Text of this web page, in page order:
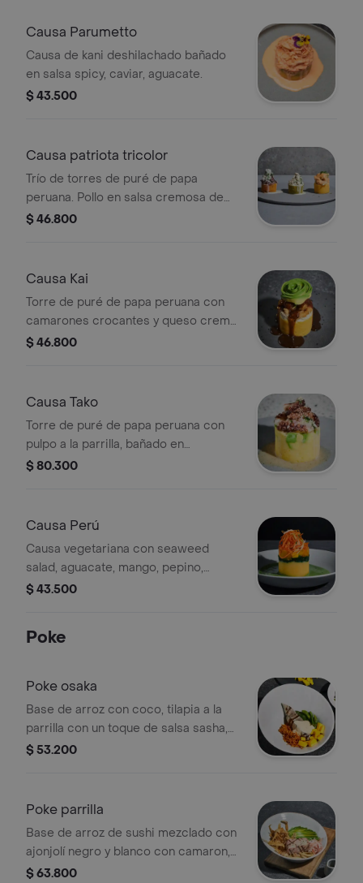
Causa Parumetto
Causa de kani deshilachado bañado
en salsa spicy, caviar, aguacate.
$ 43.500
Causa patriota tricolor
Trío de torres de puré de papa
peruana. Pollo en salsa cremosa de
mayonesa y leche de tigre, con un
tempura bañados en salsa spicy con
$ 46.800
Causa Kai
Torre de puré de papa peruana con
camarones crocantes y queso crema,
bañados en salsa de anguila, aguacate
$ 46.800
Causa Tako
Torre de puré de papa peruana con
pulpo a la parrilla, bañado en
chimichurri oriental de la casa y
$ 80.300
Causa Perú
Causa vegetariana con seaweed
salad, aguacate, mango, pepino,
zanahoria sobre un espejo de pesto.
$ 43.500
Poke
Poke osaka
Base de arroz con coco, tilapia a la
parrilla con un toque de salsa sasha,
zanahoria crocante, edamames al
$ 53.200
Poke parrilla
Base de arroz de sushi mezclado con
ajonjolí negro y blanco con camaron,
calamar y atún a la parrilla, bañados en
$ 63.800